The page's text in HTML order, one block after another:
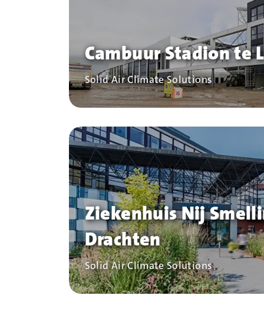
Cambuur Stadion te
Bedrijf
Solid Air Climate Solutions
Ziekenhuis Nij
Drachten
Bedrijf
Solid Air Climate Solutions